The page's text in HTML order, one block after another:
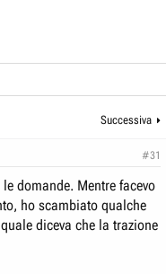
Successiva
#31
domande. Mentre facevo
ho scambiato qualche
diceva che la trazione